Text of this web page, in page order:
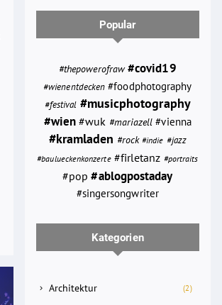
Popular
#thepowerofraw #covid19
#wienentdecken #foodphotography
#festival #musicphotography
#wien#wuk #mariazell #vienna
#kramladen #rock #indie #jazz
#baulueckenkonzerte #firletanz #portraits
#pop #ablogpostaday
#singersongwriter
Kategorien
Architektur (2)